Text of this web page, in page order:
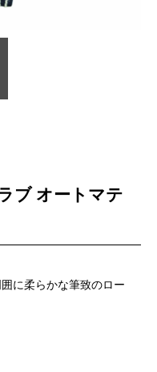
ブ オートマテ
に柔らかな筆致のロー